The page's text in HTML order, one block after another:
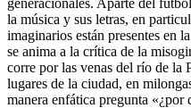
la música y sus letras, en
imaginarios están presentes en
se anima a la crítica de la
corre por las venas del río de la
lugares de la ciudad, en
manera enfática pregunta «¿por